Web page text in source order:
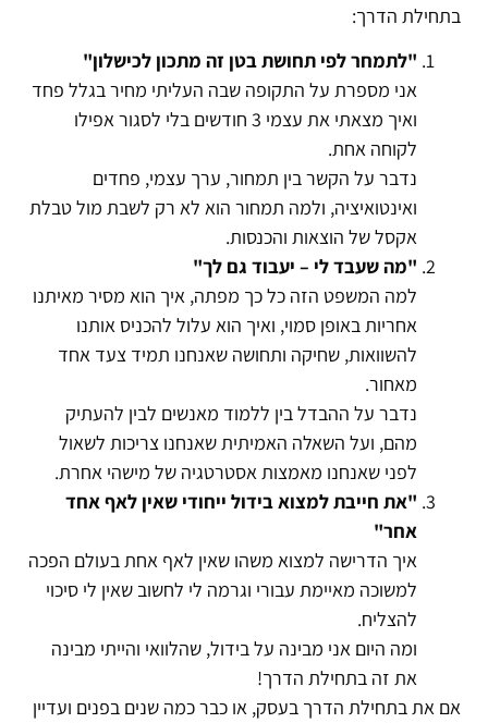
בתחילת הדרך:
"לתמחר לפי תחושת בטן זה מתכון לכישלון"
אני מספרת על התקופה שבה העליתי מחיר בגלל פחד
ואיך מצאתי את עצמי 3 חודשים בלי לסגור אפילו
לקוחה אחת.
נדבר על הקשר בין תמחור, ערך עצמי, פחדים
ואינטואיציה, ולמה תמחור הוא לא רק לשבת מול טבלת
אקסל של הוצאות והכנסות.
"מה שעבד לי – יעבוד גם לך"
למה המשפט הזה כל כך מפתה, איך הוא מסיר מאיתנו
אחריות באופן סמוי, ואיך הוא עלול להכניס אותנו
להשוואות, שחיקה ותחושה שאנחנו תמיד צעד אחד
מאחור.
נדבר על ההבדל בין ללמוד מאנשים לבין להעתיק
מהם, ועל השאלה האמיתית שאנחנו צריכות לשאול
לפני שאנחנו מאמצות אסטרטגיה של מישהי אחרת.
"את חייבת למצוא בידול ייחודי שאין לאף אחד
אחר"
איך הדרישה למצוא משהו שאין לאף אחת בעולם הפכה
למשוכה מאיימת עבורי וגרמה לי לחשוב שאין לי סיכוי
להצליח.
ומה היום אני מבינה על בידול, שהלוואי והייתי מבינה
את זה בתחילת הדרך!
אם את בתחילת הדרך בעסק, או כבר כמה שנים בפנים ועדיין